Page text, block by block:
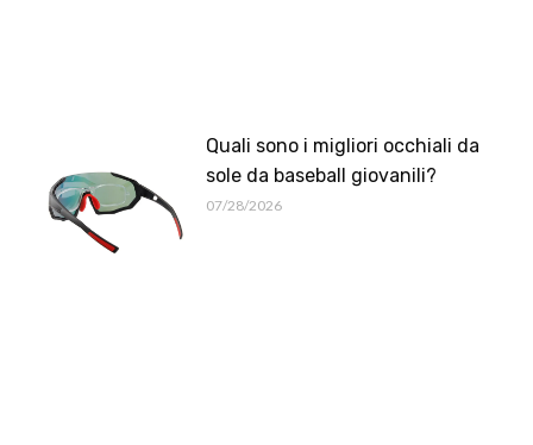
Quali sono i migliori occhiali da
sole da baseball giovanili?
07/28/2026